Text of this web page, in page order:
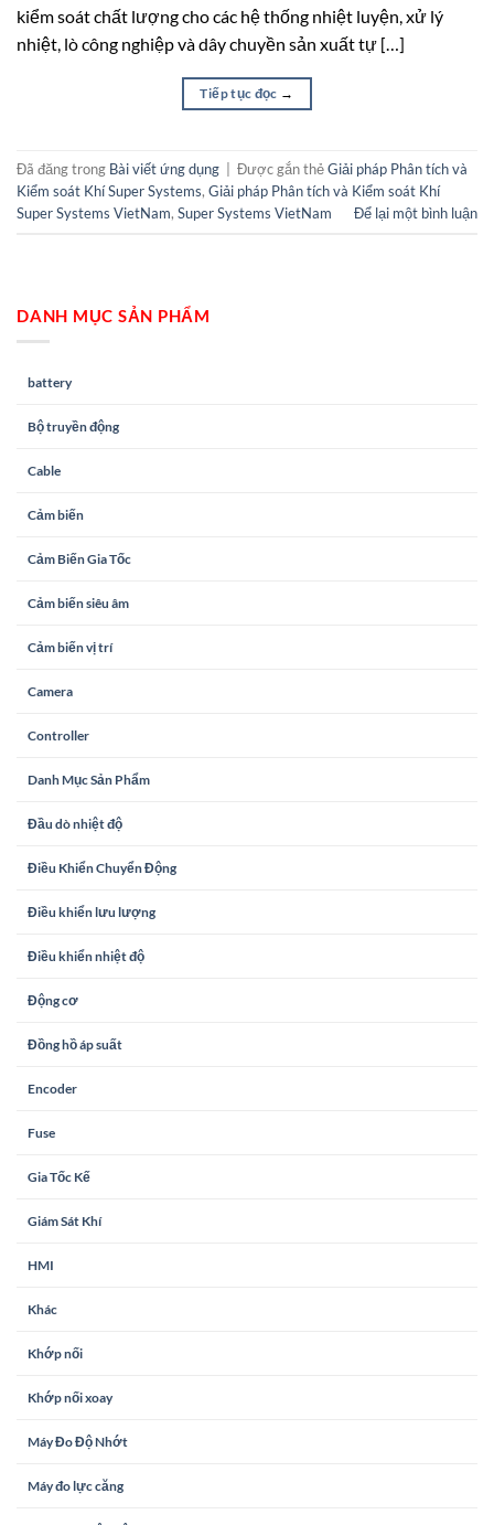
kiểm soát chất lượng cho các hệ thống nhiệt luyện, xử lý
nhiệt, lò công nghiệp và dây chuyền sản xuất tự […]
Tiếp tục đọc →
Đã đăng trong Bài viết ứng dụng Được gắn thẻGiải pháp Phân tích và
Kiểm soát Khí Super Systems, Giải pháp Phân tích và Kiểm soát Khí
Super Systems VietNam, Super Systems VietNam Để lại một bình luận
DANH MỤC SẢN PHẨM
battery
Bộ truyền động
Cable
Cảm biến
Cảm Biến Gia Tốc
Cảm biến siêu âm
Cảm biến vị trí
Camera
Controller
Danh Mục Sản Phẩm
Đầu dò nhiệt độ
Điều Khiển Chuyển Động
Điều khiển lưu lượng
Điều khiển nhiệt độ
Động cơ
Đồng hồ áp suất
Encoder
Fuse
Gia Tốc Kế
Giám Sát Khí
HMI
Khác
Khớp nối
Khớp nối xoay
Máy Đo Độ Nhớt
Máy đo lực căng